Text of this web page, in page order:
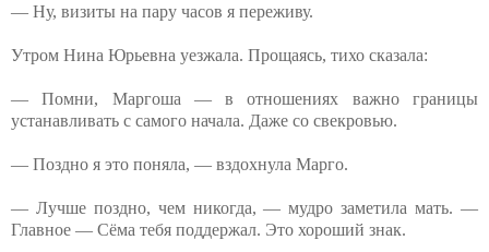
— Ну, визиты на пару часов я переживу.
Утром Нина Юрьевна уезжала. Прощаясь, тихо сказала:
— Помни, Маргоша — в отношениях важно границы
устанавливать с самого начала. Даже со свекровью.
— Поздно я это поняла, — вздохнула Марго.
— Лучше поздно, чем никогда, — мудро заметила мать. —
Главное — Сёма тебя поддержал. Это хороший знак.